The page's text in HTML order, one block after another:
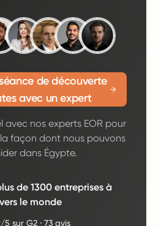
de découverte
avec un expert
avec nos experts EOR pour
façon dont nous pouvons
dans Égypte.
de 1300 entreprises à
le monde
5 sur G2 ·73 avis